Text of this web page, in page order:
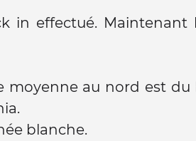
in effectué. Maintenant
moyenne au nord est du
blanche.